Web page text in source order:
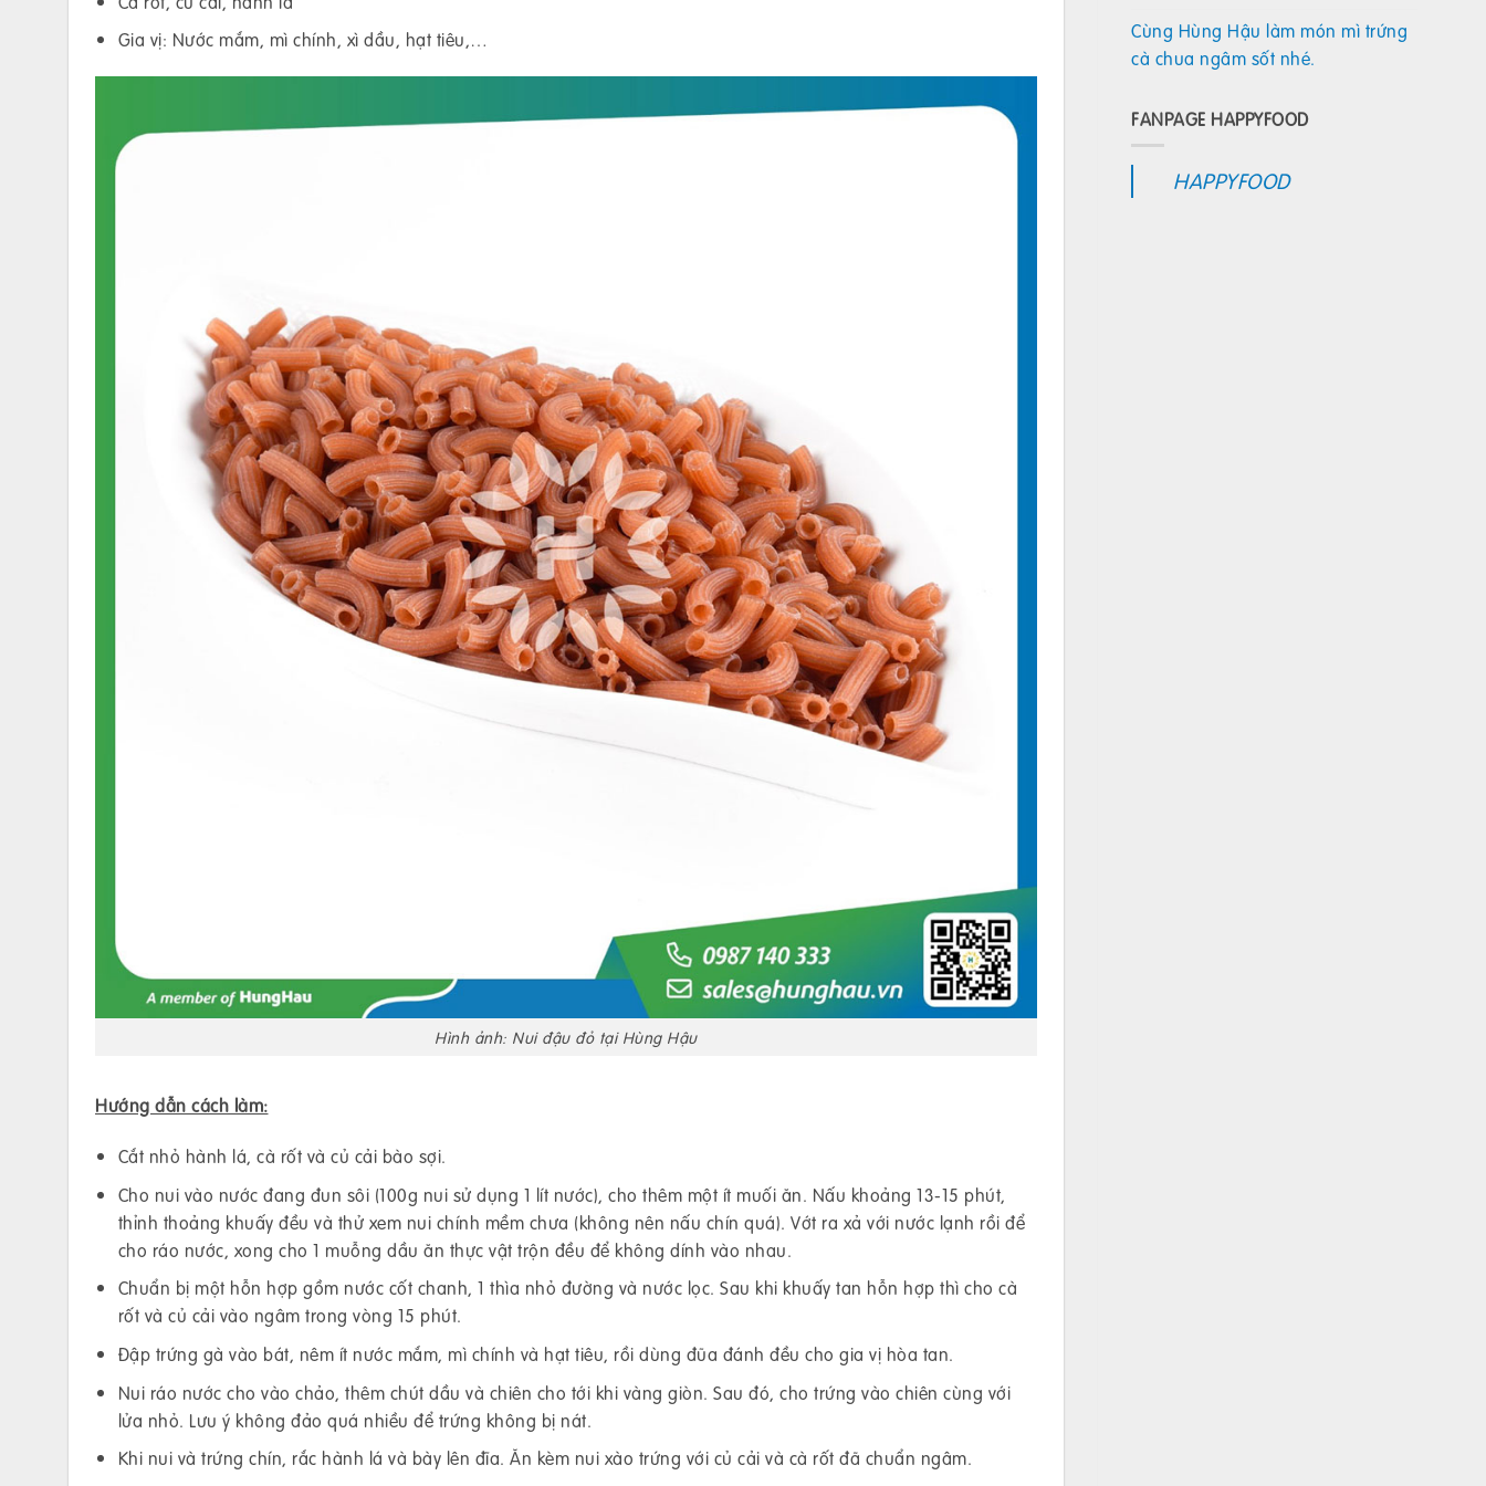
Gia vị: Nước mắm, mì chính, xì dầu, hạt tiêu,…
Hình ảnh: Nui đậu đỏ tại Hùng Hậu
Hướng dẫn cách làm:
Cắt nhỏ hành lá, cà rốt và củ cải bào sợi.
Cho nui vào nước đang đun sôi (100g nui sử dụng 1 lít nước), cho thêm một ít muối ăn. Nấu khoảng 13-15 phút,
thỉnh thoảng khuấy đều và thử xem nui chính mềm chưa (không nên nấu chín quá). Vớt ra xả với nước lạnh rồi để
cho ráo nước, xong cho 1 muỗng dầu ăn thực vật trộn đều để không dính vào nhau.
Chuẩn bị một hỗn hợp gồm nước cốt chanh, 1 thìa nhỏ đường và nước lọc. Sau khi khuấy tan hỗn hợp thì cho cà
rốt và củ cải vào ngâm trong vòng 15 phút.
Đập trứng gà vào bát, nêm ít nước mắm, mì chính và hạt tiêu, rồi dùng đũa đánh đều cho gia vị hòa tan.
Nui ráo nước cho vào chảo, thêm chút dầu và chiên cho tới khi vàng giòn. Sau đó, cho trứng vào chiên cùng với
lửa nhỏ. Lưu ý không đảo quá nhiều để trứng không bị nát.
Khi nui và trứng chín, rắc hành lá và bày lên đĩa. Ăn kèm nui xào trứng với củ cải và cà rốt đã chuẩn ngâm.
Cùng Hùng Hậu làm món mì trứng
cà chua ngâm sốt nhé.
FANPAGE HAPPYFOOD
HAPPYFOOD